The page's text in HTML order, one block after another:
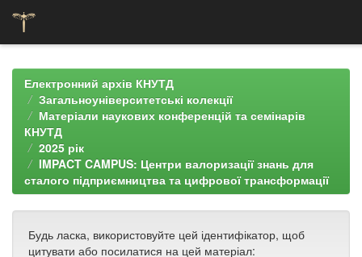
navigationЕлектронний архів КНУТД
Загальноуніверситетські колекції
Матеріали наукових конференцій та семінарів
КНУТД
2025 рік
IMPACT CAMPUS: Центри валоризації знань для
сталого підприємництва та цифрової трансформації
Будь ласка, використовуйте цей ідентифікатор, щоб
цитувати або посилатися на цей матеріал: